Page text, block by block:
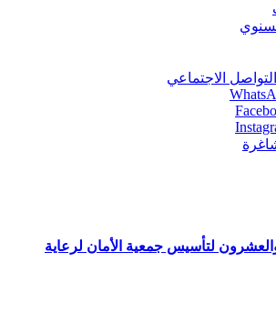
الاجتماعي
والعشرون لتأسيس جمعية الأمان لرعاية